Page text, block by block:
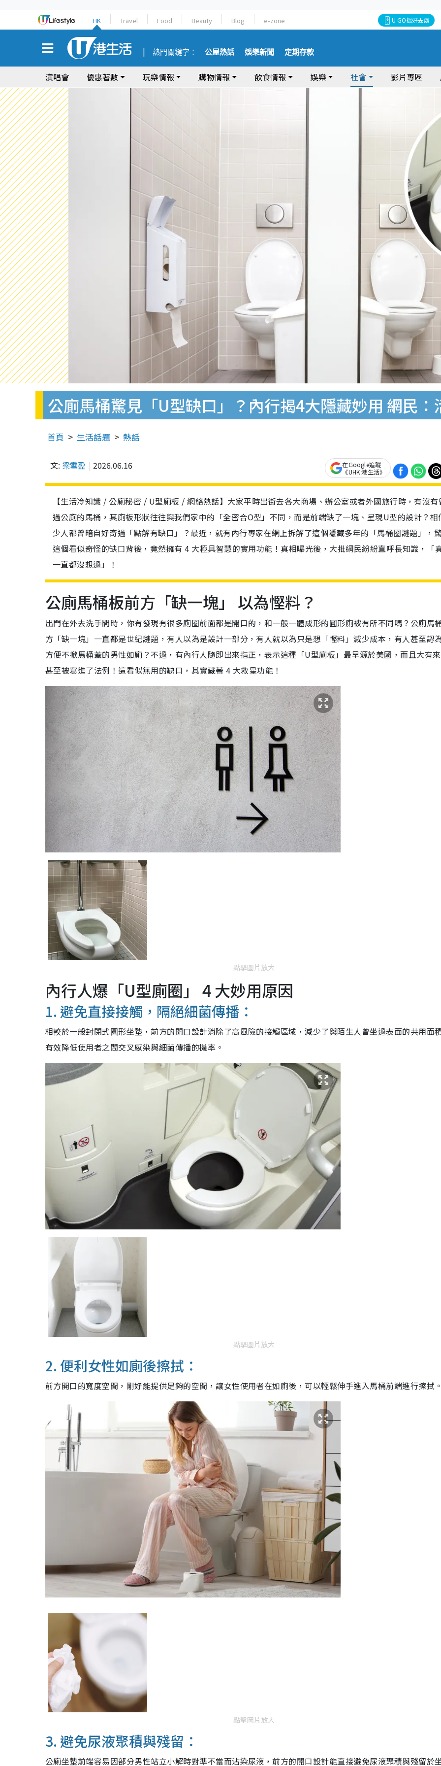
HK Travel Food Beauty Blog e-zone U GO搵好去處
熱門關鍵字： 公屋熱話 娛樂新聞 定期存款
演唱會 優惠著數 玩樂情報 購物情報 飲食情報 娛樂 社會 影片專區
公廁馬桶驚見「U型缺口」？內行揭4大隱藏妙用 網民
首頁 生活話題 熱話
文: 梁雪盈 2026.06.16
在Google追蹤
《UHK 港生活》
【生活冷知識 / 公廁秘密 / U型廁板 / 網絡熱話】大家平時出街去各大商場、辦公室或者外國旅行時，有沒有
過公廁的馬桶，其廁板形狀往往與我們家中的「全密合O型」不同，而是前端缺了一塊、呈現U型的設計？相
少人都曾暗自好奇過「點解有缺口」？最近，就有內行專家在網上拆解了這個隱藏多年的「馬桶圈謎題」，
這個看似奇怪的缺口背後，竟然擁有 4 大極具智慧的實用功能！真相曝光後，大批網民紛紛直呼長知識，「
一直都沒想過」！
公廁馬桶板前方「缺一塊」 以為慳料？
出門在外去洗手間時，你有發現有很多廁圈前面都是開口的，和一般一體成形的圓形廁被有所不同嗎？公廁馬
方「缺一塊」一直都是世紀謎題，有人以為是設計一部分，有人就以為只是想「慳料」減少成本，有人甚至認
方便不掀馬桶蓋的男性如廁？不過，有內行人隨即出來指正，表示這種「U型廁板」最早源於美國，而且大有
甚至被寫進了法例！這看似無用的缺口，其實藏著 4 大救星功能！
點擊圖片放大
內行人爆「U型廁圈」 4 大妙用原因
1. 避免直接接觸，隔絕細菌傳播：
相較於一般封閉式圓形坐墊，前方的開口設計消除了高風險的接觸區域，減少了與陌生人曾坐過表面的共用面
有效降低使用者之間交叉感染與細菌傳播的機率。
點擊圖片放大
2. 便利女性如廁後擦拭：
前方開口的寬度空間，剛好能提供足夠的空間，讓女性使用者在如廁後，可以輕鬆伸手進入馬桶前端進行擦拭
點擊圖片放大
3. 避免尿液聚積與殘留：
公廁坐墊前端容易因部分男性站立小解時對準不當而沾染尿液，前方的開口設計能直接避免尿液聚積與殘留於